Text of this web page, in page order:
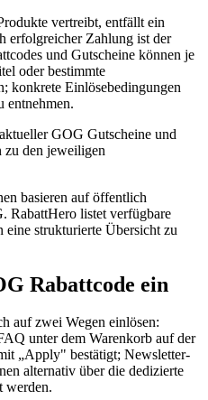
vertreibt, entfällt ein
erfolgreicher Zahlung ist der
und Gutscheine können je
oder bestimmte
konkrete Einlösebedingungen
entnehmen.
GOG Gutscheine und
zu den jeweiligen
basieren auf öffentlich
RabattHero listet verfügbare
strukturierte Übersicht zu
Rabattcode ein
auf zwei Wegen einlösen:
unter dem Warenkorb auf der
„Apply" bestätigt; Newsletter-
alternativ über die dedizierte
werden.